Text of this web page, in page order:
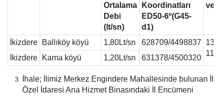
Ortalama
Debi
(lt/sn)
Koordinatları
ED50-6º(G45-
d1)
ve
İkizdere Ballıköy köyü 1,80Lt/sn 628709/4498837
13/
İkizdere Kama köyü 1,20Lt/sn 631378/4500320
İhale; İlimiz Merkez Engindere Mahallesinde bulunan İl
Özel İdaresi Ana Hizmet Binasındaki İl Encümeni